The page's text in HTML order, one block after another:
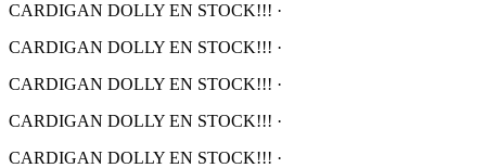
CARDIGAN DOLLY EN STOCK!!! ·
CARDIGAN DOLLY EN STOCK!!! ·
CARDIGAN DOLLY EN STOCK!!! ·
CARDIGAN DOLLY EN STOCK!!! ·
CARDIGAN DOLLY EN STOCK!!! ·